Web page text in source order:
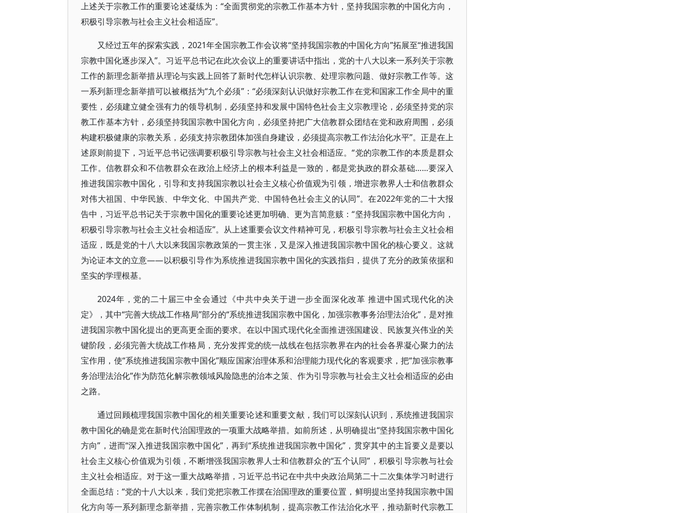
上述关于宗教工作的重要论述凝练为：“全面贯彻党的宗教工作基本方针，坚持我国宗教的中国化方向，
积极引导宗教与社会主义社会相适应”。
又经过五年的探索实践，2021年全国宗教工作会议将“坚持我国宗教的中国化方向”拓展至“推进我国
宗教中国化逐步深入”。习近平总书记在此次会议上的重要讲话中指出，党的十八大以来一系列关于宗教
工作的新理念新举措从理论与实践上回答了新时代怎样认识宗教、处理宗教问题、做好宗教工作等。这
一系列新理念新举措可以被概括为“九个必须”：“必须深刻认识做好宗教工作在党和国家工作全局中的重
要性，必须建立健全强有力的领导机制，必须坚持和发展中国特色社会主义宗教理论，必须坚持党的宗
教工作基本方针，必须坚持我国宗教中国化方向，必须坚持把广大信教群众团结在党和政府周围，必须
构建积极健康的宗教关系，必须支持宗教团体加强自身建设，必须提高宗教工作法治化水平”。正是在上
述原则前提下，习近平总书记强调要积极引导宗教与社会主义社会相适应。“党的宗教工作的本质是群众
工作。信教群众和不信教群众在政治上经济上的根本利益是一致的，都是党执政的群众基础……要深入
推进我国宗教中国化，引导和支持我国宗教以社会主义核心价值观为引领，增进宗教界人士和信教群众
对伟大祖国、中华民族、中华文化、中国共产党、中国特色社会主义的认同”。在2022年党的二十大报
告中，习近平总书记关于宗教中国化的重要论述更加明确、更为言简意赅：“坚持我国宗教中国化方向，
积极引导宗教与社会主义社会相适应”。从上述重要会议文件精神可见，积极引导宗教与社会主义社会相
适应，既是党的十八大以来我国宗教政策的一贯主张，又是深入推进我国宗教中国化的核心要义。这就
为论证本文的立意——以积极引导作为系统推进我国宗教中国化的实践指归，提供了充分的政策依据和
坚实的学理根基。
2024年，党的二十届三中全会通过《中共中央关于进一步全面深化改革 推进中国式现代化的决
定》，其中“完善大统战工作格局”部分的“系统推进我国宗教中国化，加强宗教事务治理法治化”，是对推
进我国宗教中国化提出的更高更全面的要求。在以中国式现代化全面推进强国建设、民族复兴伟业的关
键阶段，必须完善大统战工作格局，充分发挥党的统一战线在包括宗教界在内的社会各界凝心聚力的法
宝作用，使“系统推进我国宗教中国化”顺应国家治理体系和治理能力现代化的客观要求，把“加强宗教事
务治理法治化”作为防范化解宗教领域风险隐患的治本之策、作为引导宗教与社会主义社会相适应的必由
之路。
通过回顾梳理我国宗教中国化的相关重要论述和重要文献，我们可以深刻认识到，系统推进我国宗
教中国化的确是党在新时代治国理政的一项重大战略举措。如前所述，从明确提出“坚持我国宗教中国化
方向”，进而“深入推进我国宗教中国化”，再到“系统推进我国宗教中国化”，贯穿其中的主旨要义是要以
社会主义核心价值观为引领，不断增强我国宗教界人士和信教群众的“五个认同”，积极引导宗教与社会
主义社会相适应。对于这一重大战略举措，习近平总书记在中共中央政治局第二十二次集体学习时进行
全面总结：“党的十八大以来，我们党把宗教工作摆在治国理政的重要位置，鲜明提出坚持我国宗教中国
化方向等一系列新理念新举措，完善宗教工作体制机制，提高宗教工作法治化水平，推动新时代宗教工